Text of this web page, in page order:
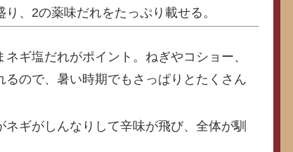
、2の薬味だれをたっぷり載せる。
ギ塩だれがポイント。ねぎやコショー、
ので、暑い時期でもさっぱりとたくさん
ギがしんなりして辛味が飛び、全体が馴